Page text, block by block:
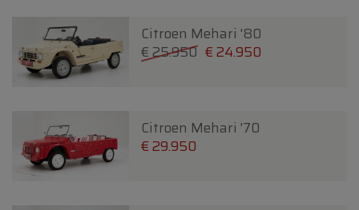
Citroen Mehari '80
€ 25.950 € 24.950
Citroen Mehari '70
€ 29.950